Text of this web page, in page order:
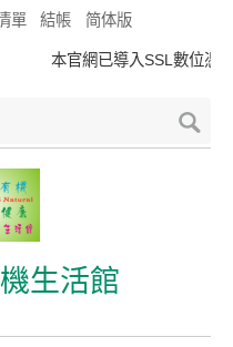
單 結帳 简体版
本官網已導入SSL數位憑證
生活館